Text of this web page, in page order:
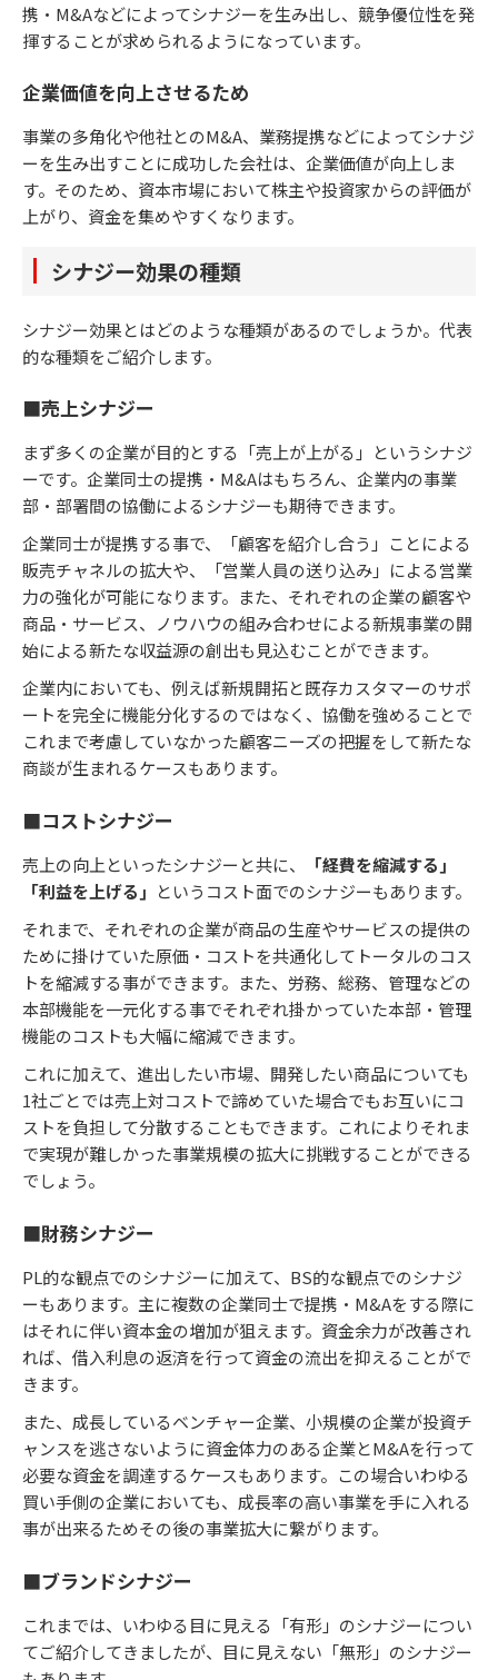
携・M&Aなどによってシナジーを生み出し、競争優位性を発
揮することが求められるようになっています。
企業価値を向上させるため
事業の多角化や他社とのM&A、業務提携などによってシナジ
ーを生み出すことに成功した会社は、企業価値が向上しま
す。そのため、資本市場において株主や投資家からの評価が
上がり、資金を集めやすくなります。
シナジー効果の種類
シナジー効果とはどのような種類があるのでしょうか。代表
的な種類をご紹介します。
■売上シナジー
まず多くの企業が目的とする「売上が上がる」というシナジ
ーです。企業同士の提携・M&Aはもちろん、企業内の事業
部・部署間の協働によるシナジーも期待できます。
企業同士が提携する事で、「顧客を紹介し合う」ことによる
販売チャネルの拡大や、「営業人員の送り込み」による営業
力の強化が可能になります。また、それぞれの企業の顧客や
商品・サービス、ノウハウの組み合わせによる新規事業の開
始による新たな収益源の創出も見込むことができます。
企業内においても、例えば新規開拓と既存カスタマーのサポ
ートを完全に機能分化するのではなく、協働を強めることで
これまで考慮していなかった顧客ニーズの把握をして新たな
商談が生まれるケースもあります。
■コストシナジー
売上の向上といったシナジーと共に、
「経費を縮減する」
「利益を上げる」 というコスト面でのシナジーもあります。
それまで、それぞれの企業が商品の生産やサービスの提供の
ために掛けていた原価・コストを共通化してトータルのコス
トを縮減する事ができます。また、労務、総務、管理などの
本部機能を一元化する事でそれぞれ掛かっていた本部・管理
機能のコストも大幅に縮減できます。
これに加えて、進出したい市場、開発したい商品についても
1社ごとでは売上対コストで諦めていた場合でもお互いにコ
ストを負担して分散することもできます。これによりそれま
で実現が難しかった事業規模の拡大に挑戦することができる
でしょう。
■財務シナジー
PL的な観点でのシナジーに加えて、BS的な観点でのシナジ
ーもあります。主に複数の企業同士で提携・M&Aをする際に
はそれに伴い資本金の増加が狙えます。資金余力が改善され
れば、借入利息の返済を行って資金の流出を抑えることがで
きます。
また、成長しているベンチャー企業、小規模の企業が投資チ
ャンスを逃さないように資金体力のある企業とM&Aを行って
必要な資金を調達するケースもあります。この場合いわゆる
買い手側の企業においても、成長率の高い事業を手に入れる
事が出来るためその後の事業拡大に繋がります。
■ブランドシナジー
これまでは、いわゆる目に見える「有形」のシナジーについ
てご紹介してきましたが、目に見えない「無形」のシナジー